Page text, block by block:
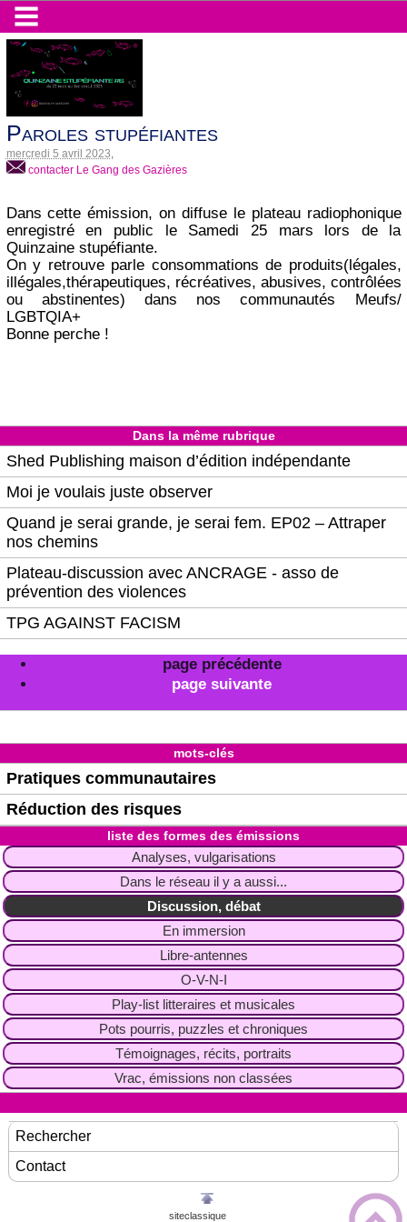
Paroles stupéfiantes
mercredi 5 avril 2023
contacter Le Gang des Gazières
Dans cette émission, on diffuse le plateau radiophonique
enregistré en public le Samedi 25 mars lors de la
Quinzaine stupéfiante.
On y retrouve parle consommations de produits(légales,
illégales,thérapeutiques, récréatives, abusives, contrôlées
ou abstinentes) dans nos communautés Meufs/
LGBTQIA+
Bonne perche !
Dans la même rubrique
Shed Publishing maison d’édition indépendante
Moi je voulais juste observer
Quand je serai grande, je serai fem. EP02 – Attraper
nos chemins
Plateau-discussion avec ANCRAGE - asso de
prévention des violences
TPG AGAINST FACISM
page précédente
page suivante
mots-clés
Pratiques communautaires
Réduction des risques
liste des formes des émissions
Analyses, vulgarisations
Dans le réseau il y a aussi...
Discussion, débat
En immersion
Libre-antennes
O-V-N-I
Play-list litteraires et musicales
Pots pourris, puzzles et chroniques
Témoignages, récits, portraits
Vrac, émissions non classées
Rechercher
Contact
siteclassique